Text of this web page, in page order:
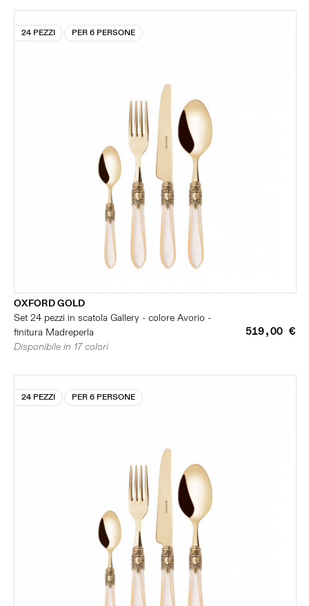
24 PEZZI PER 6 PERSONE
OXFORD GOLD
Set 24 pezzi in scatola Gallery - colore Avorio -
finitura Madreperla
519,00 €
Disponibile in 17 colori
24 PEZZI PER 6 PERSONE